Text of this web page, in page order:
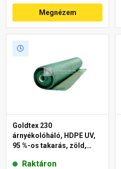
Megnézem
Goldtex 230
árnyékolóháló, HDPE UV,
95 %-os takarás, zöld,
Raktáron